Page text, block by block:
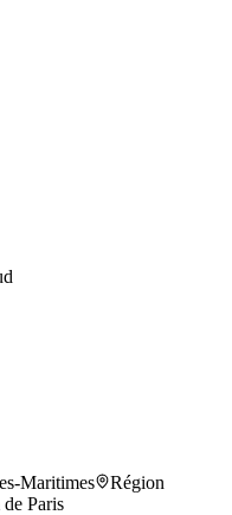
Maritimes
Région
Paris